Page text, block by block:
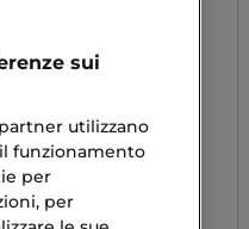
sui
utilizzano
funzionamento
per
per